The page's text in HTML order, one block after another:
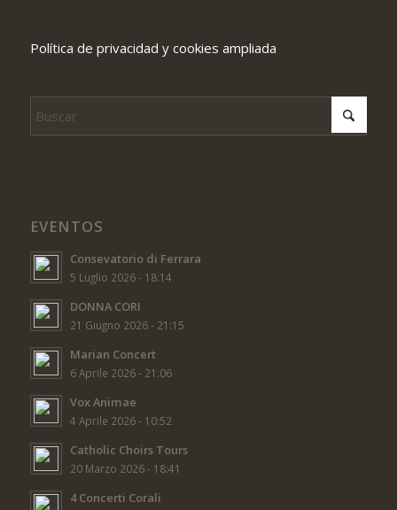
Política de privacidad y cookies ampliada
EVENTOS
Consevatorio di Ferrara
5 Luglio 2026 - 18:14
DONNA CORI
21 Giugno 2026 - 21:15
Marian Concert
6 Aprile 2026 - 21:06
Vox Animae
4 Aprile 2026 - 10:52
Catholic Choirs Tours
20 Marzo 2026 - 18:41
4 Concerti Corali